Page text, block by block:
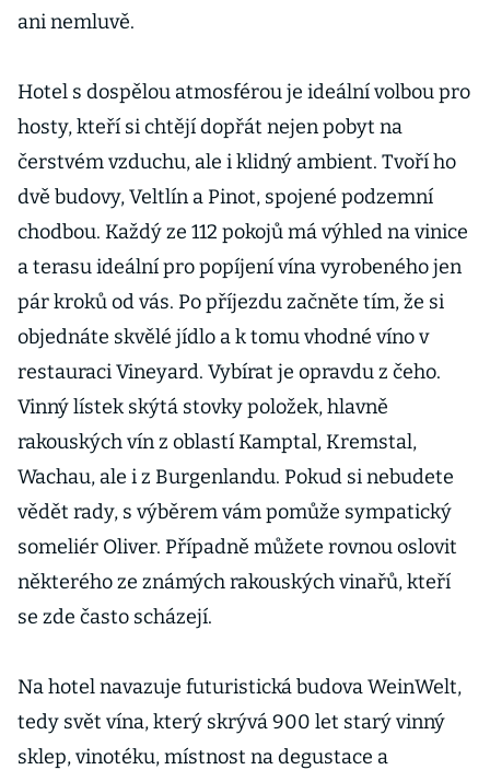
ani nemluvě.
Hotel s dospělou atmosférou je ideální volbou pro
hosty, kteří si chtějí dopřát nejen pobyt na
čerstvém vzduchu, ale i klidný ambient. Tvoří ho
dvě budovy, Veltlín a Pinot, spojené podzemní
chodbou. Každý ze 112 pokojů má výhled na vinice
a terasu ideální pro popíjení vína vyrobeného jen
pár kroků od vás. Po příjezdu začněte tím, že si
objednáte skvělé jídlo a k tomu vhodné víno v
restauraci Vineyard. Vybírat je opravdu z čeho.
Vinný lístek skýtá stovky položek, hlavně
rakouských vín z oblastí Kamptal, Kremstal,
Wachau, ale i z Burgenlandu. Pokud si nebudete
vědět rady, s výběrem vám pomůže sympatický
someliér Oliver. Případně můžete rovnou oslovit
některého ze známých rakouských vinařů, kteří
se zde často scházejí.
Na hotel navazuje futuristická budova WeinWelt,
tedy svět vína, který skrývá 900 let starý vinný
sklep, vinotéku, místnost na degustace a